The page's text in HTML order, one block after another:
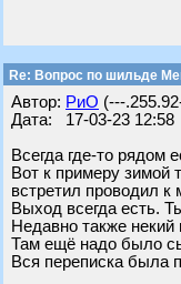
Re: Вопрос по шильде
Автор: РиО (---
Дата: 17-03-23 12:58
Всегда где-то рядом
Вот к примеру
встретил проводил к
Выход всегда есть.
Недавно также
Там ещё надо было
Вся переписка была